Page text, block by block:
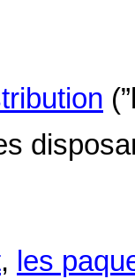
, les